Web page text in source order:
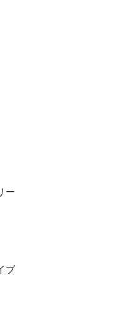
ー
ブ